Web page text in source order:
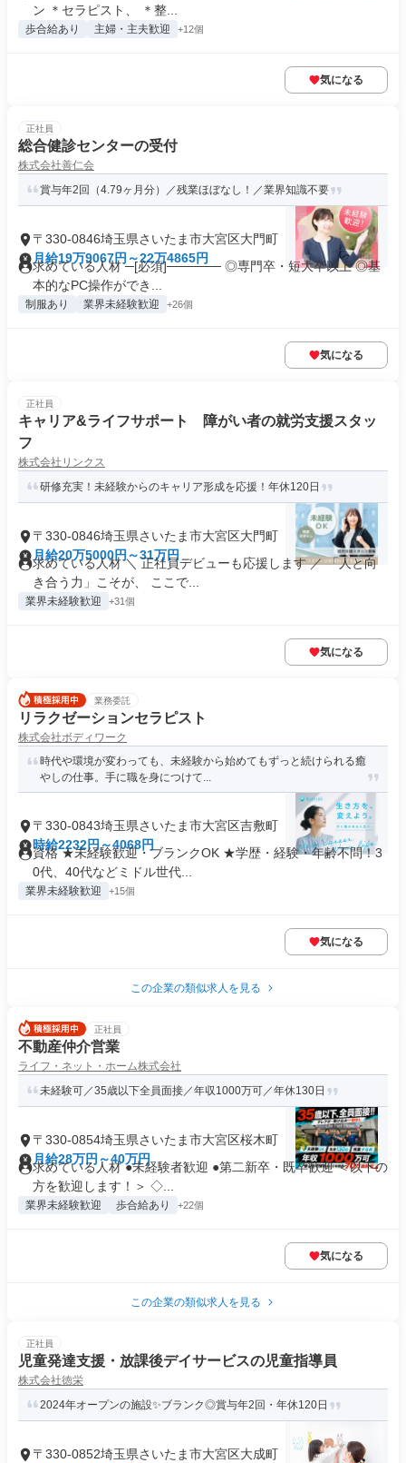
ン ＊セラピスト、 ＊整...
歩合給あり 主婦・主夫歓迎 +12個
気になる
正社員
総合健診センターの受付
株式会社善仁会
賞与年2回（4.79ヶ月分）／残業ほぼなし！／業界知識不要
〒330-0846埼玉県さいたま市大宮区大門町
月給19万9067円～22万4865円
求めている人材 ─[必須]────── ◎専門卒・短大卒以上 ◎基
本的なPC操作ができ...
制服あり 業界未経験歓迎 +26個
気になる
正社員
キャリア&ライフサポート 障がい者の就労支援スタッ
フ
株式会社リンクス
研修充実！未経験からのキャリア形成を応援！年休120日
〒330-0846埼玉県さいたま市大宮区大門町
月給20万5000円～31万円
求めている人材 ＼ 正社員デビューも応援します ／ 「人と向
き合う力」こそが、 ここで...
業界未経験歓迎 +31個
気になる
業務委託
リラクゼーションセラピスト
株式会社ボディワーク
時代や環境が変わっても、未経験から始めてもずっと続けられる癒
やしの仕事。手に職を身につけて...
〒330-0843埼玉県さいたま市大宮区吉敷町
時給2232円～4068円
資格 ★未経験歓迎・ブランクOK ★学歴・経験・年齢不問！3
0代、40代などミドル世代...
業界未経験歓迎 +15個
気になる
この企業の類似求人を見る
正社員
不動産仲介営業
ライフ・ネット・ホーム株式会社
未経験可／35歳以下全員面接／年収1000万可／年休130日
〒330-0854埼玉県さいたま市大宮区桜木町
月給28万円～40万円
求めている人材 ●未経験者歓迎 ●第二新卒・既卒歓迎 ＜以下の
方を歓迎します！＞ ◇...
業界未経験歓迎 歩合給あり +22個
気になる
この企業の類似求人を見る
正社員
児童発達支援・放課後デイサービスの児童指導員
株式会社徳栄
2024年オープンの施設✨ブランク◎賞与年2回・年休120日
〒330-0852埼玉県さいたま市大宮区大成町